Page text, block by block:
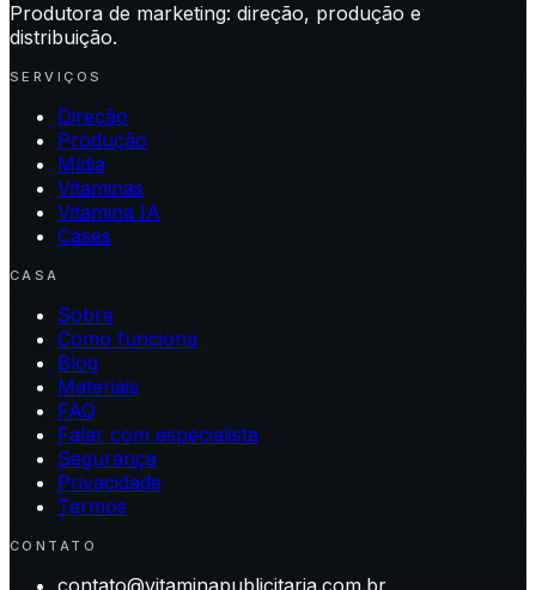
Produtora de marketing: direção, produção e
distribuição.
SERVIÇOS
Direção
Produção
Mídia
Vitaminas
Vitamina IA
Cases
CASA
Sobre
Como funciona
Blog
Materiais
FAQ
Falar com especialista
Segurança
Privacidade
Termos
CONTATO